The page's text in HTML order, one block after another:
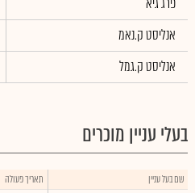
אנליסט ק.נאמ
אנליסט ק.גמל
בעלי עניין מוכרים
שם בעל עניין תאריך פעולה